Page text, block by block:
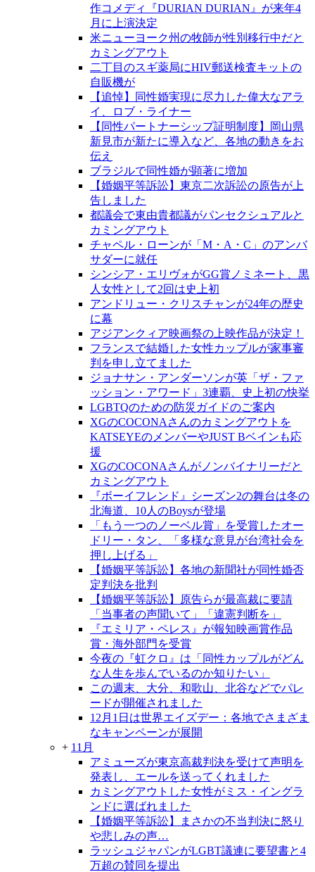
作コメディ『DURIAN DURIAN』が来年4
月に上演決定
米ニューヨーク州の牧師が性別移行中だと
カミングアウト
二丁目のスギ薬局にHIV郵送検査キットの
自販機が
【追悼】同性婚実現に尽力した偉大なアラ
イ、ロブ・ライナー
【同性パートナーシップ証明制度】岡山県
新見市が新たに導入など、各地の動きをお
伝え
ブラジルで同性婚が顕著に増加
【婚姻平等訴訟】東京二次訴訟の原告が上
告しました
都議会で東由貴都議がパンセクシュアルと
カミングアウト
チャペル・ローンが「M・A・C」のアンバ
サダーに就任
シンシア・エリヴォがGG賞ノミネート、黒
人女性として2回は史上初
アンドリュー・クリスチャンが24年の歴史
に幕
アジアンクィア映画祭の上映作品が決定！
フランスで結婚した女性カップルが家事審
判を申し立てました
ジョナサン・アンダーソンが英「ザ・ファ
ッション・アワード」3連覇、史上初の快挙
LGBTQのための防災ガイドのご案内
XGのCOCONAさんのカミングアウトを
KATSEYEのメンバーやJUST Bベインも応
援
XGのCOCONAさんがノンバイナリーだと
カミングアウト
『ボーイフレンド』シーズン2の舞台は冬の
北海道、10人のBoysが登場
「もう一つのノーベル賞」を受賞したオー
ドリー・タン、「多様な意見が台湾社会を
押し上げる」
【婚姻平等訴訟】各地の新聞社が同性婚否
定判決を批判
【婚姻平等訴訟】原告らが最高裁に要請
「当事者の声聞いて」「違憲判断を」
『エミリア・ペレス』が報知映画賞作品
賞・海外部門を受賞
今夜の『虹クロ』は「同性カップルがどん
な人生を歩んでいるのか知りたい」
この週末、大分、和歌山、北谷などでパレ
ードが開催されました
12月1日は世界エイズデー：各地でさまざま
なキャンペーンが展開
+ 11月
アミューズが東京高裁判決を受けて声明を
発表し、エールを送ってくれました
カミングアウトした女性がミス・イングラ
ンドに選ばれました
【婚姻平等訴訟】まさかの不当判決に怒り
や悲しみの声…
ラッシュジャパンがLGBT議連に要望書と4
万超の賛同を提出